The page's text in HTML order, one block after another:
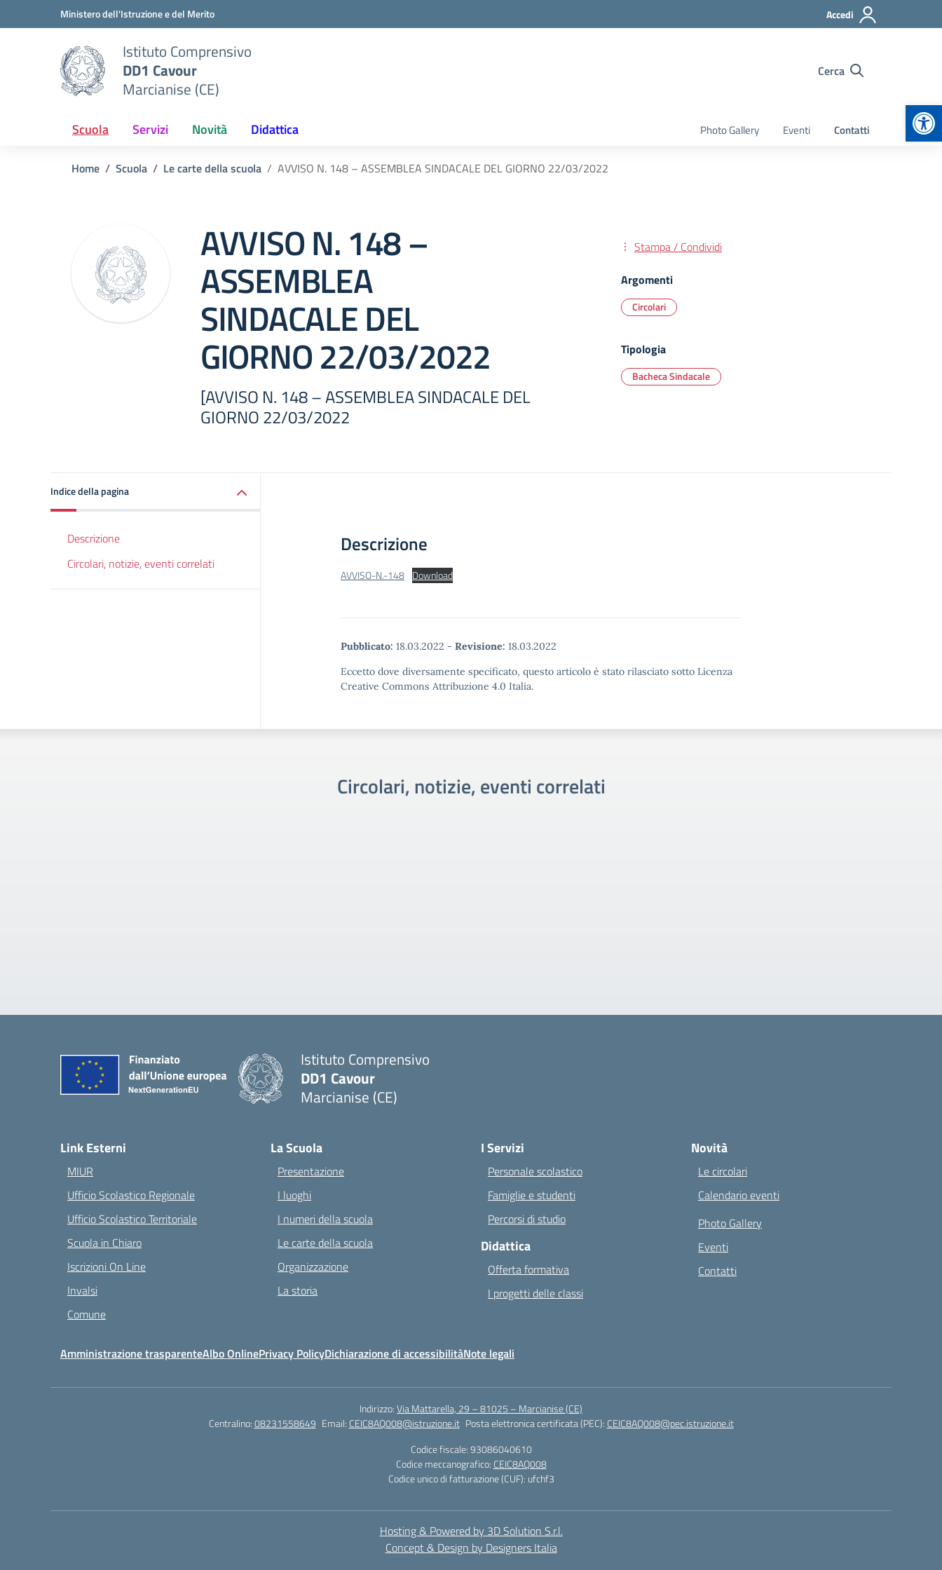
Vai ai contenuti
Vai al menu di navigazioneMinistero dell'Istruzione e del Merito Accedi
Istituto Comprensivo
DD1 Cavour
Marcianise (CE)
Cerca
Scuola Servizi Novità Didattica Photo Gallery Eventi Contatti
Home Scuola Le carte della scuola AVVISO N. 148 – ASSEMBLEA SINDACALE DEL GIORNO 22/03/2022
AVVISO N. 148 –
ASSEMBLEA
SINDACALE DEL
GIORNO 22/03/2022
[AVVISO N. 148 – ASSEMBLEA SINDACALE DEL
GIORNO 22/03/2022
Stampa / Condividi
Argomenti
Circolari
Tipologia
Bacheca Sindacale
Indice della pagina
Descrizione
Circolari, notizie, eventi correlati
Descrizione
AVVISO-N.-148 Download
Pubblicato: 18.03.2022 - Revisione: 18.03.2022
Eccetto dove diversamente specificato, questo articolo è stato rilasciato sotto Licenza
Creative Commons Attribuzione 4.0 Italia.
Circolari, notizie, eventi correlati
Istituto Comprensivo
DD1 Cavour
Marcianise (CE)
Link Esterni
MIUR
Ufficio Scolastico Regionale
Ufficio Scolastico Territoriale
Scuola in Chiaro
Iscrizioni On Line
Invalsi
Comune
La Scuola
Presentazione
I luoghi
I numeri della scuola
Le carte della scuola
Organizzazione
La storia
I Servizi
Personale scolastico
Famiglie e studenti
Percorsi di studio
Didattica
Offerta formativa
I progetti delle classi
Novità
Le circolari
Calendario eventi
Photo Gallery
Eventi
Contatti
Amministrazione trasparenteAlbo OnlinePrivacy PolicyDichiarazione di accessibilitàNote legali
Indirizzo:Via Mattarella, 29 – 81025 – Marcianise (CE)
Centralino:08231558649 Email: CEIC8AQ008@istruzione.it Posta elettronica certificata (PEC): CEIC8AQ008@pec.istruzione.it
Codice fiscale: 93086040610
Codice meccanografico: CEIC8AQ008
Codice unico di fatturazione (CUF): ufchf3
Hosting & Powered by 3D Solution S.r.l.
Concept & Design by Designers Italia